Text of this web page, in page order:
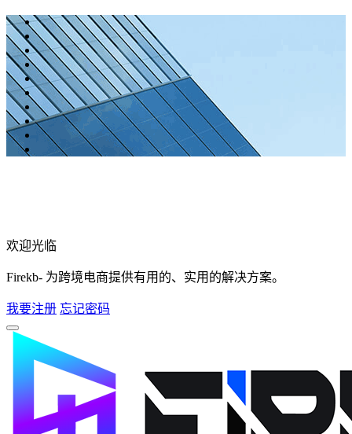
欢迎光临
Firekb- 为跨境电商提供有用的、实用的解决方案。
我要注册 忘记密码